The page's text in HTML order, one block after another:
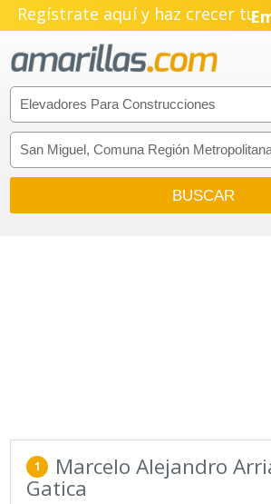
Regístrate aquí y haz crecer tu
1 Marcelo Alejandro
Gatica